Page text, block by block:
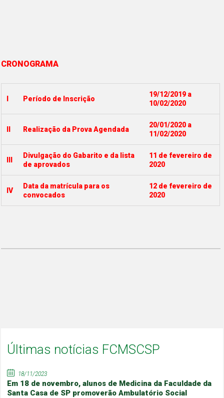
CRONOGRAMA
Período de Inscrição
19/12/2019 a
10/02/2020
Realização da Prova Agendada
20/01/2020 a
11/02/2020
Divulgação do Gabarito e da lista
de aprovados
11 de fevereiro de
2020
IV
Data da matrícula para os
convocados
12 de fevereiro de
2020
Últimas notícias FCMSCSP
18/11/2023
Em 18 de novembro, alunos de Medicina da Faculdade da
Santa Casa de SP promoverão Ambulatório Social